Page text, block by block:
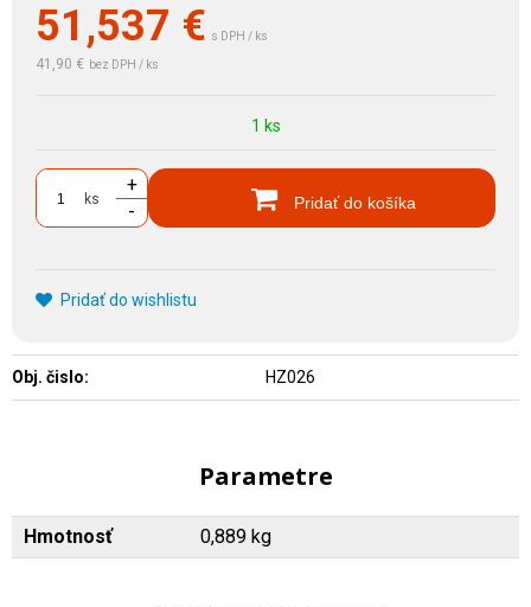
51,537 € s DPH / ks
41,90 € bez DPH / ks
1 ks
ks
+
-
Pridať do košíka
Pridať do wishlistu
Obj. čislo: HZ026
Parametre
Hmotnosť 0,889 kg